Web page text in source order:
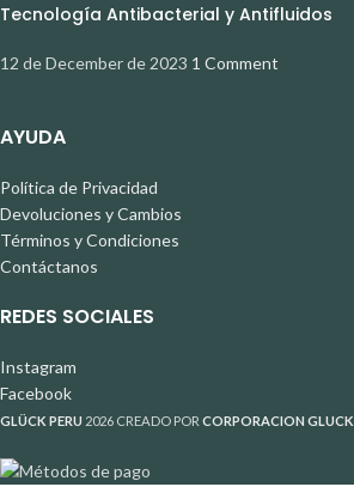
Tecnología Antibacterial y Antifluidos
12 de December de 2023 1 Comment
AYUDA
Política de Privacidad
Devoluciones y Cambios
Términos y Condiciones
Contáctanos
REDES SOCIALES
Instagram
Facebook
GLÜCK PERU 2026 CREADO POR CORPORACION GLUCK